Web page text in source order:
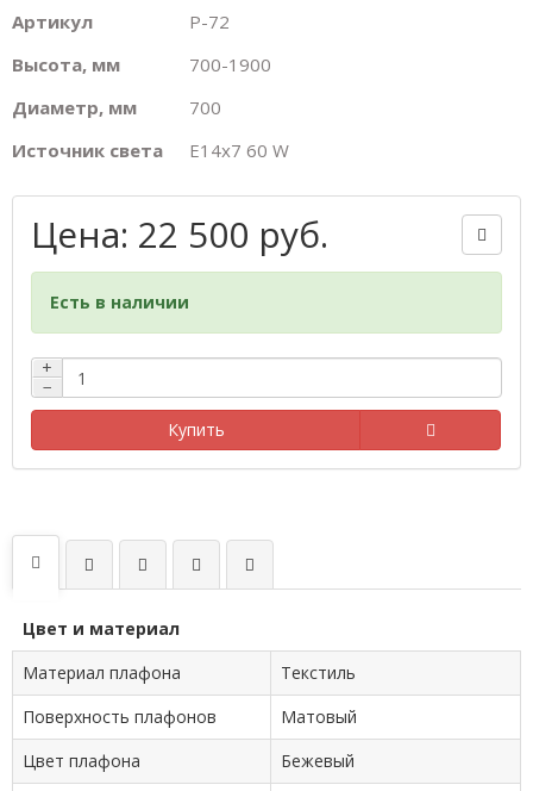
Артикул
P-72
Высота, мм
700-1900
Диаметр, мм
700
Источник света
E14х7 60 W
Цена: 22 500 руб.
Есть в наличии
+
−
Купить
Цвет и материал
Материал плафона
Текстиль
Поверхность плафонов
Матовый
Цвет плафона
Бежевый